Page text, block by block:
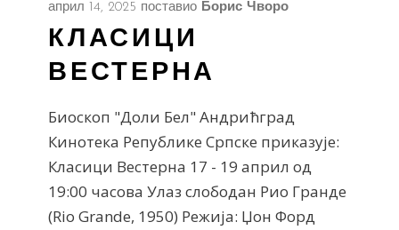
април 14, 2025 поставио Борис Чворо
КЛАСИЦИ
ВЕСТЕРНА
Биоскоп "Доли Бел" Андрићград
Кинотека Републике Српске приказује:
Класици Вестерна 17 - 19 април од
19:00 часова Улаз слободан Рио Гранде
(Rio Grande, 1950) Режија: Џон Форд